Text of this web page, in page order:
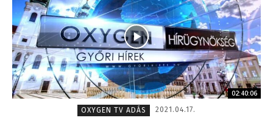
02:40:06
OXYGEN TV ADÁS
2021.04.17.